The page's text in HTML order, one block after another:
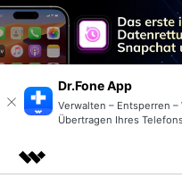
Dr.Fone App
Verwalten – Entsperren
Übertragen Ihres